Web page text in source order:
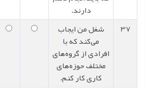
دارند.
37
شغل من ایجاب
می‌کند که با
افرادی از گروه‌های
مختلف حوزه‌های
کاری کار کنم.